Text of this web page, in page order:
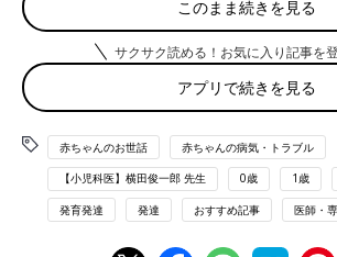
肺動脈弁狭窄症は、先天性心疾患の中で10%
多い病気です。重症の場合は右心室が肥大し
かにチアノーゼ（唇やつめが紫色になる状態
あります。
軽度なら治療の必要はなく、経過を見ます。
担が大きい場合は乳児期に、中等症なら幼児
テーテルで弁を広げる治療を行います。肺動
は、弁を切開したり、狭い部分を広げたりす
もあります。
このまま続きを見る
サクサク読める！お気に入り記事を
アプリで続きを見る
赤ちゃんのお世話 赤ちゃんの病気・トラブル
【小児科医】横田俊一郎 先生 0歳 1歳
発育発達 発達 おすすめ記事 医師・